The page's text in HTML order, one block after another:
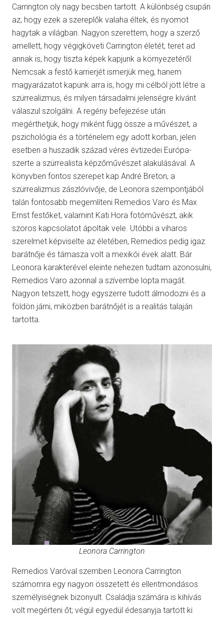
Carrington oly nagy becsben tartott. A különbség csupán
az, hogy ezek a szereplők valaha éltek, és nyomot
hagytak a világban. Nagyon szerettem, hogy a szerző
amellett, hogy végigköveti Carrington életét, teret ad
annak is, hogy tiszta képek kapjunk a környezetéről.
Nemcsak a festő karrierjét ismerjük meg, hanem
magyarázatot kapunk arra is, hogy mi célból jött létre a
szürrealizmus, és milyen társadalmi jelenségre kívánt
válaszul szolgálni. A regény befejezése után
megérthetjük, hogy miként függ össze a művészet, a
pszichológia és a történelem egy adott korban, jelen
esetben a huszadik század véres évtizedei Európa-
szerte a szürrealista képzőművészet alakulásával. A
könyvben fontos szerepet kap André Breton, a
szürrealizmus zászlóvivője, de Leonora szempontjából
talán fontosabb megemlíteni Remedios Varo és Max
Ernst festőket, valamint Kati Hora fotóművészt, akik
szoros kapcsolatot ápoltak vele. Utóbbi a viharos
szerelmet képviselte az életében, Remedios pedig igaz
barátnője és támasza volt a mexikói évek alatt. Bár
Leonora karakterével eleinte nehezen tudtam azonosulni,
Remedios Varo azonnal a szívembe lopta magát.
Nagyon tetszett, hogy egyszerre tudott álmodozni és a
földön járni, miközben barátnőjét is a realitás talaján
tartotta.
Leonora Carrington
Remedios Varóval szemben Leonora Carrington
számomra egy nagyon összetett és ellentmondásos
személyiségnek bizonyult. Családja számára is kihívás
volt megérteni őt; végül egyedül édesanyja tartott ki